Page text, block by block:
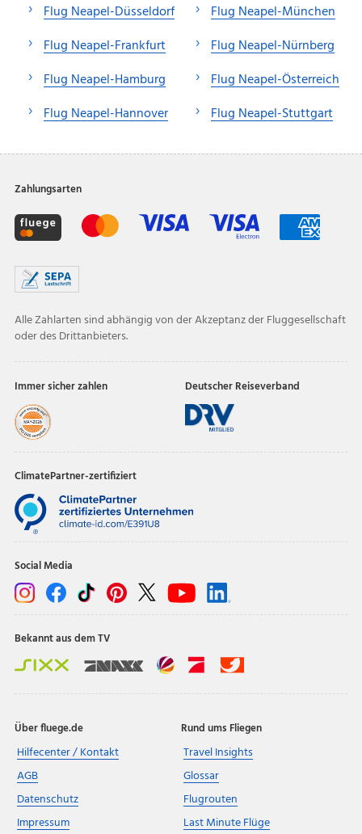
Flug Neapel-Düsseldorf
Flug Neapel-Frankfurt
Flug Neapel-Hamburg
Flug Neapel-Hannover
Flug Neapel-München
Flug Neapel-Nürnberg
Flug Neapel-Österreich
Flug Neapel-Stuttgart